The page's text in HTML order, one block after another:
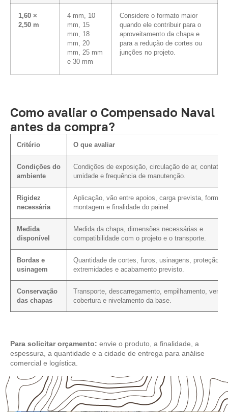
1,60 ×
2,50 m
4 mm, 10
mm, 15
mm, 18
mm, 20
mm, 25 mm
e 30 mm
Considere o formato maior
quando ele contribuir para o
aproveitamento da chapa e
para a redução de cortes ou
junções no projeto.
Como avaliar o Compensado Naval
antes da compra?
Critério O que avaliar
Condições do
ambiente
Condições de exposição, circulação de ar, contato
umidade e frequência de manutenção.
Rigidez
necessária
Aplicação, vão entre apoios, carga prevista, forma
montagem e finalidade do painel.
Medida
disponível
Medida da chapa, dimensões necessárias e
compatibilidade com o projeto e o transporte.
Bordas e
usinagem
Quantidade de cortes, furos, usinagens, proteção
extremidades e acabamento previsto.
Conservação
das chapas
Transporte, descarregamento, empilhamento,
cobertura e nivelamento da base.
Para solicitar orçamento: envie o produto, a finalidade, a
espessura, a quantidade e a cidade de entrega para análise
comercial e logística.